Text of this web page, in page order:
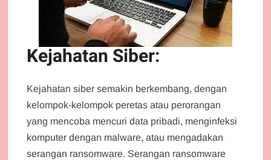
Kejahatan Siber:
Kejahatan siber semakin berkembang, dengan
kelompok-kelompok peretas atau perorangan
yang mencoba mencuri data pribadi, menginfeksi
komputer dengan malware, atau mengadakan
serangan ransomware. Serangan ransomware